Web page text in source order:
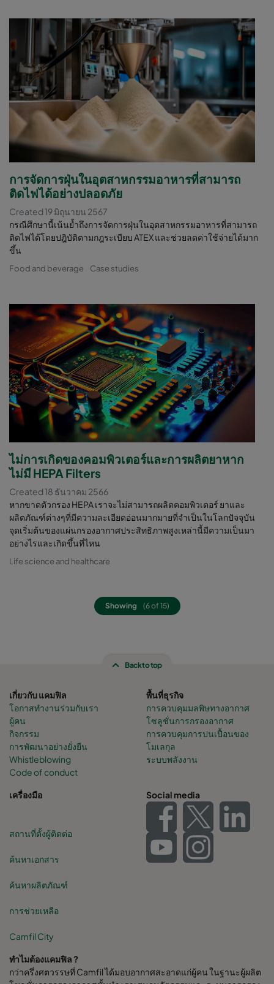
การจัดการฝุ่นในอุตสาหกรรมอาหารที่สามารถ
ติดไฟได้อย่างปลอดภัย
Created 19 มิถุนายน 2567
กรณีศึกษานี้เน้นย้ำถึงการจัดการฝุ่นในอุตสาหกรรมอาหารที่สามารถ
ติดไฟได้โดยปฎิบัติตามกฎระเบียบ ATEX และช่วยลดค่าใช้จ่ายได้มาก
ขึ้น
Food and beverage Case studies
ไม่การเกิดของคอมพิวเตอร์และการผลิตยาหาก
ไม่มี HEPA Filters
Created 18 ธันวาคม 2566
หากขาดตัวกรอง HEPA เราจะไม่สามารถผลิตคอมพิวเตอร์ ยาและ
ผลิตภัณฑ์ต่างๆที่มีความละเอียดอ่อนมากมายที่จำเป็นในโลกปัจจุบัน
จุดเริ่มต้นของแผ่นกรองอากาศประสิทธิภาพสูงเหล่านี้มีความเป็นมา
อย่างไรและเกิดขึ้นที่ไหน
Life science and healthcare
Showing (6 of 15)
Back to top
เกี่ยวกับ แคมฟิล
โอกาสทำงานร่วมกับเรา
ผู้คน
กิจกรรม
การพัฒนาอย่างยั่งยืน
Whistleblowing
Code of conduct
พื้นที่ธุรกิจ
การควบคุมมลพิษทางอากาศ
โซลูชั่นการกรองอากาศ
การควบคุมการปนเปื้อนของ
โมเลกุล
ระบบพลังงาน
เครื่องมือ
สถานที่ตั้งผู้ติดต่อ
ค้นหาเอกสาร
ค้นหาผลิตภัณฑ์
การช่วยเหลือ
Camfil City
Social media
ทำไมต้องแคมฟิล ?
กว่าครึ่งศตวรรษที่ Camfil ได้มอบอากาศสะอาดแก่ผู้คน ในฐานะผู้ผลิต